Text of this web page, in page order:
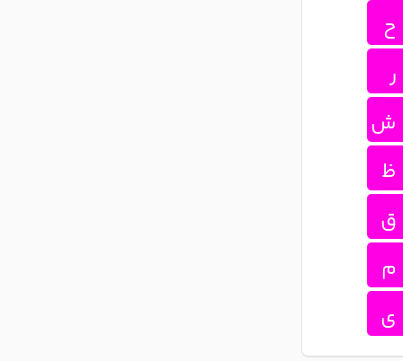
ح
ر
ش
ظ
ق
م
ی